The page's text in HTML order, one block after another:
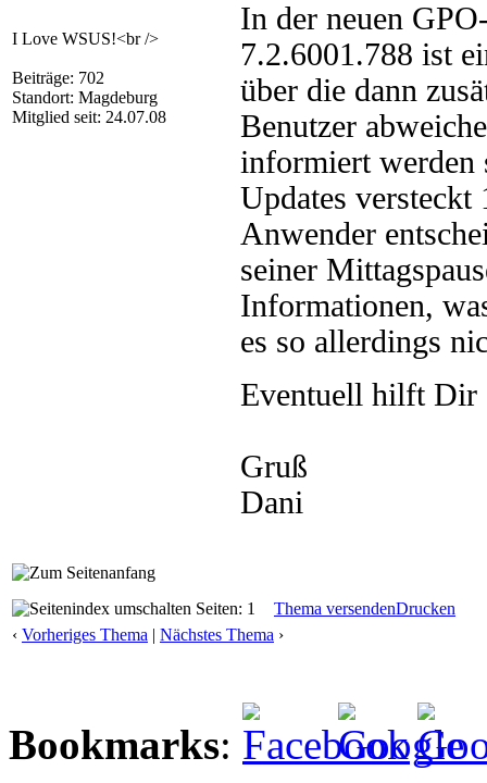
I Love WSUS!<br />
Beiträge: 702
Standort: Magdeburg
Mitglied seit: 24.07.08
In der neuen
7.2.6001.788 ist
über die dann
Benutzer
informiert werden
Updates
Anwender
seiner
Informationen,
es so allerdings
Eventuell hilft Dir
Gruß
Dani
Seiten: 1 Thema versendenDrucken
‹ Vorheriges Thema | Nächstes Thema ›
Bookmarks: